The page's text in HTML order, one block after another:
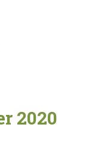
2020